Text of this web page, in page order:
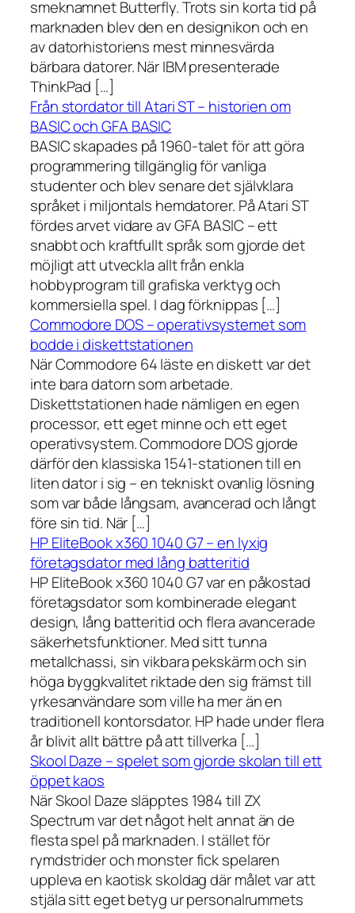
smeknamnet Butterfly. Trots sin korta tid på
marknaden blev den en designikon och en
av datorhistoriens mest minnesvärda
bärbara datorer. När IBM presenterade
ThinkPad […]
Från stordator till Atari ST – historien om
BASIC och GFA BASIC
BASIC skapades på 1960-talet för att göra
programmering tillgänglig för vanliga
studenter och blev senare det självklara
språket i miljontals hemdatorer. På Atari ST
fördes arvet vidare av GFA BASIC – ett
snabbt och kraftfullt språk som gjorde det
möjligt att utveckla allt från enkla
hobbyprogram till grafiska verktyg och
kommersiella spel. I dag förknippas […]
Commodore DOS – operativsystemet som
bodde i diskettstationen
När Commodore 64 läste en diskett var det
inte bara datorn som arbetade.
Diskettstationen hade nämligen en egen
processor, ett eget minne och ett eget
operativsystem. Commodore DOS gjorde
därför den klassiska 1541-stationen till en
liten dator i sig – en tekniskt ovanlig lösning
som var både långsam, avancerad och långt
före sin tid. När […]
HP EliteBook x360 1040 G7 – en lyxig
företagsdator med lång batteritid
HP EliteBook x360 1040 G7 var en påkostad
företagsdator som kombinerade elegant
design, lång batteritid och flera avancerade
säkerhetsfunktioner. Med sitt tunna
metallchassi, sin vikbara pekskärm och sin
höga byggkvalitet riktade den sig främst till
yrkesanvändare som ville ha mer än en
traditionell kontorsdator. HP hade under flera
år blivit allt bättre på att tillverka […]
Skool Daze – spelet som gjorde skolan till ett
öppet kaos
När Skool Daze släpptes 1984 till ZX
Spectrum var det något helt annat än de
flesta spel på marknaden. I stället för
rymdstrider och monster fick spelaren
uppleva en kaotisk skoldag där målet var att
stjäla sitt eget betyg ur personalrummets